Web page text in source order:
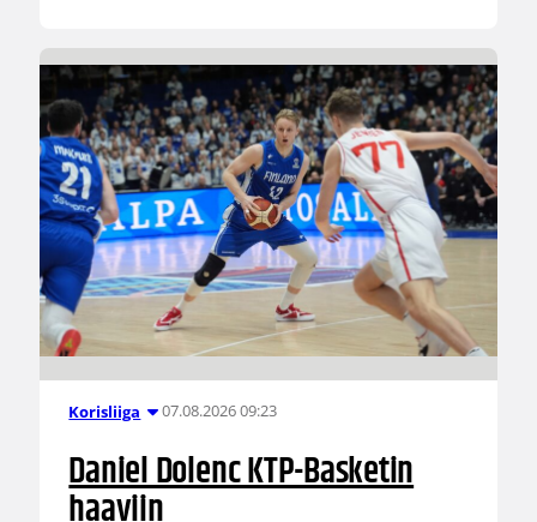
Korisliiga 07.08.2026 09:23
Daniel Dolenc KTP-Basketin
haaviin